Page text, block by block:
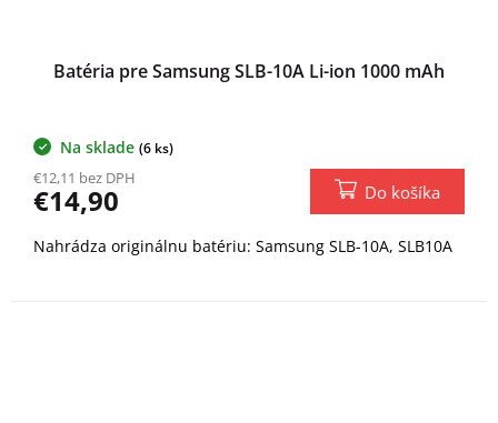
Batéria pre Samsung SLB-10A Li-ion 1000 mAh
Na sklade (6 ks)
€12,11 bez DPH
€14,90 Do košíka
Nahrádza originálnu batériu: Samsung SLB-10A, SLB10A